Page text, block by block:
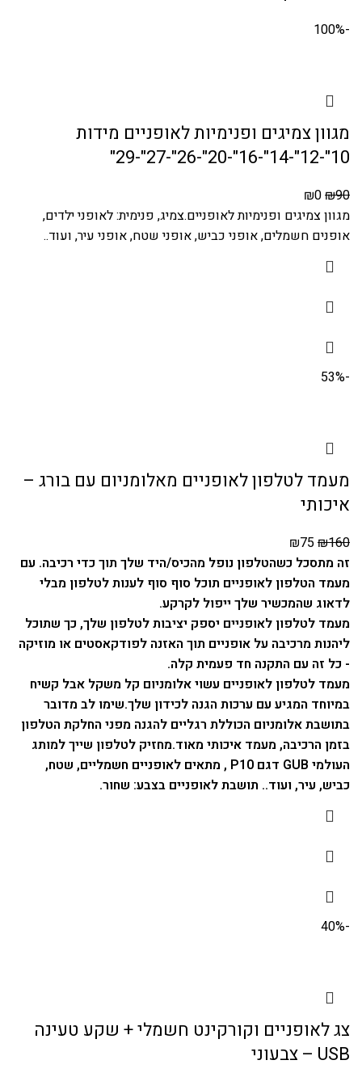
-100%
מגוון צמיגים ופנימיות לאופניים מידות
10"-12"-14"-16"-20"-26"-27"-29"
₪90
₪0
מגוון צמיגים ופנימיות לאופניים.צמיג, פנימית: לאופני ילדים,
אופנים חשמלים, אופני כביש, אופני שטח, אופני עיר, ועוד..
-53%
מעמד לטלפון לאופניים מאלומניום עם בורג –
איכותי
₪160
₪75
זה מתסכל כשהטלפון נופל מהכיס/היד שלך תוך כדי רכיבה. עם
מעמד הטלפון לאופניים תוכל סוף סוף לענות לטלפון מבלי
לדאוג שהמכשיר שלך ייפול לקרקע.
מעמד לטלפון לאופניים יספק יציבות לטלפון שלך, כך שתוכל
ליהנות מרכיבה על אופניים תוך האזנה לפודקאסטים או מוזיקה
- כל זה עם התקנה חד פעמית קלה.
מעמד לטלפון לאופניים עשוי אלומניום קל משקל אבל קשיח
במיוחד המגיע עם ערכות הגנה לכידון שלך.שימו לב מדובר
בתושבת אלומניום הכוללת רגליים להגנה מפני החלקת הטלפון
בזמן הרכיבה, מעמד איכותי מאוד.מחזיק לטלפון שייך למותג
העולמי GUB דגם P10 , מתאים לאופניים חשמליים, שטח,
כביש, עיר, ועוד.. תושבת לאופניים בצבע: שחור.
-40%
צג לאופניים וקורקינט חשמלי + שקע טעינה
USB – צבעוני